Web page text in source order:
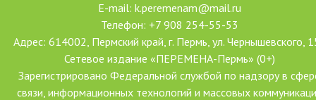
E-mail: k.peremenam@mail.ru
Телефон: +7 908 254-55-53
Адрес: 614002, Пермский край, г. Пермь, ул. Чернышевского,
Сетевое издание «ПЕРЕМЕНА-Пермь» (0+)
Зарегистрировано Федеральной службой по надзору в
связи, информационных технологий и массовых